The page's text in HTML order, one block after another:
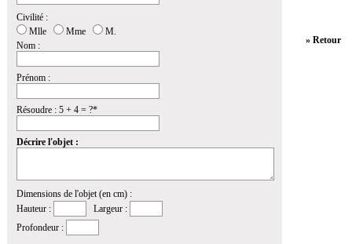
Civilité :
Mlle
Mme
M.
Nom :
Prénom :
Résoudre : 5 + 4 = ?*
Décrire l'objet :
Dimensions de l'objet (en cm) :
Hauteur :
Largeur :
Profondeur :
» Retour